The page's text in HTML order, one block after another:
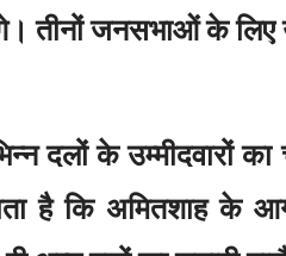
तीनों जनसभाओं के लिए
दलों के उम्मीदवारों
है कि अमितशाह के